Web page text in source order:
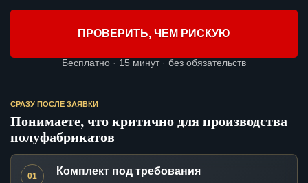
ПРОВЕРИТЬ, ЧЕМ РИСКУЮ
Бесплатно · 15 минут · без обязательств
СРАЗУ ПОСЛЕ ЗАЯВКИ
Понимаете, что критично для производства
полуфабрикатов
01 Комплект под требования